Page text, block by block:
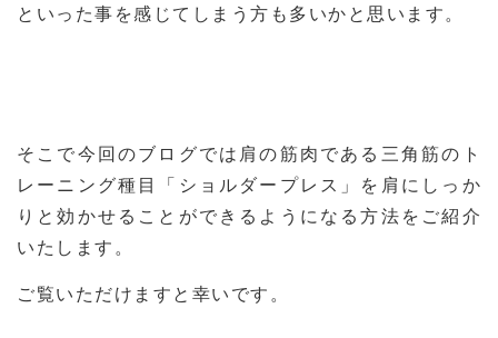
といった事を感じてしまう方も多いかと思います。
そこで今回のブログでは肩の筋肉である三角筋のト
レーニング種目「ショルダープレス」を肩にしっか
りと効かせることができるようになる方法をご紹介
いたします。
ご覧いただけますと幸いです。